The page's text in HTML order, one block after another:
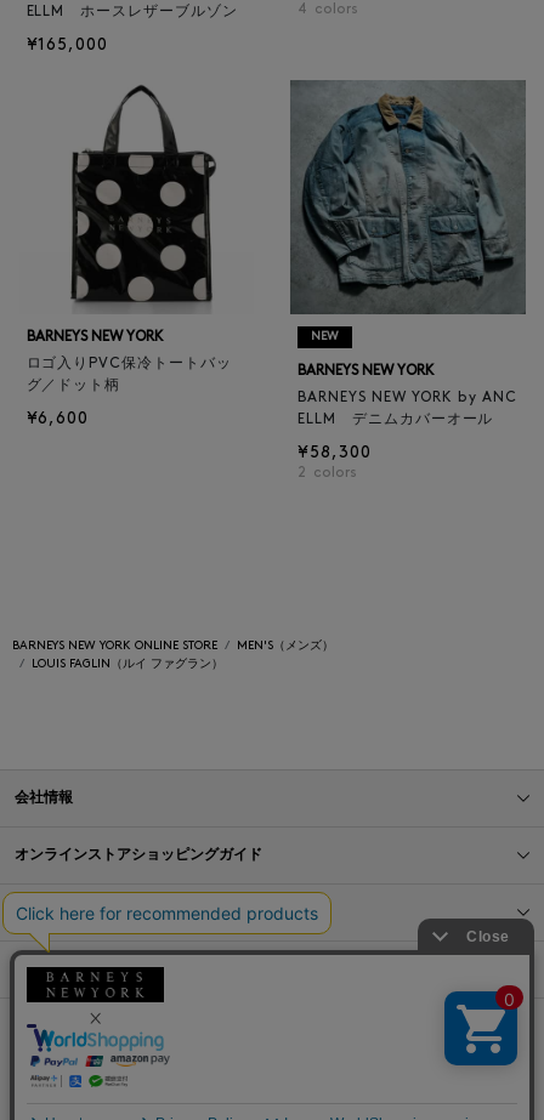
ELLM ホースレザーブルゾン
¥165,000
4 colors
BARNEYS NEW YORK
ロゴ入りPVC保冷トートバッ
グ／ドット柄
¥6,600
NEW
BARNEYS NEW YORK
BARNEYS NEW YORK by ANC
ELLM デニムカバーオール
¥58,300
2 colors
BARNEYS NEW YORK ONLINE STORE
MEN'S（メンズ）
LOUIS FAGLIN（ルイ ファグラン）
会社情報
オンラインストアショッピングガイド
店舗情報
サービス